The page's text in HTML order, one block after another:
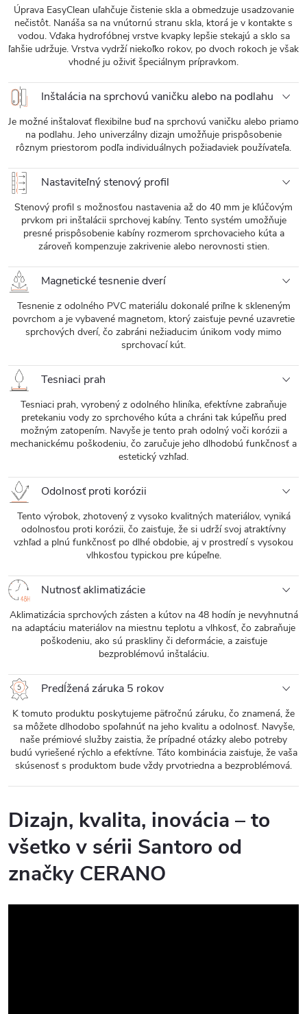
Úprava EasyClean uľahčuje čistenie skla a obmedzuje usadzovanie
nečistôt. Nanáša sa na vnútornú stranu skla, ktorá je v kontakte s
vodou. Vďaka hydrofóbnej vrstve kvapky lepšie stekajú a sklo sa
ľahšie udržuje. Vrstva vydrží niekoľko rokov, po dvoch rokoch je však
vhodné ju oživiť špeciálnym prípravkom.
Inštalácia na sprchovú vaničku alebo na podlahu
Je možné inštalovať flexibilne buď na sprchovú vaničku alebo priamo
na podlahu. Jeho univerzálny dizajn umožňuje prispôsobenie
rôznym priestorom podľa individuálnych požiadaviek používateľa.
Nastaviteľný stenový profil
Stenový profil s možnosťou nastavenia až do 40 mm je kľúčovým
prvkom pri inštalácii sprchovej kabíny. Tento systém umožňuje
presné prispôsobenie kabíny rozmerom sprchovacieho kúta a
zároveň kompenzuje zakrivenie alebo nerovnosti stien.
Magnetické tesnenie dverí
Tesnenie z odolného PVC materiálu dokonalé priľne k skleneným
povrchom a je vybavené magnetom, ktorý zaisťuje pevné uzavretie
sprchových dverí, čo zabráni nežiaducim únikom vody mimo
sprchovací kút.
Tesniaci prah
Tesniaci prah, vyrobený z odolného hliníka, efektívne zabraňuje
pretekaniu vody zo sprchového kúta a chráni tak kúpeľňu pred
možným zatopením. Navyše je tento prah odolný voči korózii a
mechanickému poškodeniu, čo zaručuje jeho dlhodobú funkčnosť a
estetický vzhľad.
Odolnosť proti korózii
Tento výrobok, zhotovený z vysoko kvalitných materiálov, vyniká
odolnosťou proti korózii, čo zaisťuje, že si udrží svoj atraktívny
vzhľad a plnú funkčnosť po dlhé obdobie, aj v prostredí s vysokou
vlhkosťou typickou pre kúpeľne.
Nutnosť aklimatizácie
Aklimatizácia sprchových zásten a kútov na 48 hodín je nevyhnutná
na adaptáciu materiálov na miestnu teplotu a vlhkosť, čo zabraňuje
poškodeniu, ako sú praskliny či deformácie, a zaisťuje
bezproblémovú inštaláciu.
Predĺžená záruka 5 rokov
K tomuto produktu poskytujeme päťročnú záruku, čo znamená, že
sa môžete dlhodobo spoľahnúť na jeho kvalitu a odolnosť. Navyše,
naše prémiové služby zaistia, že prípadné otázky alebo potreby
budú vyriešené rýchlo a efektívne. Táto kombinácia zaisťuje, že vaša
skúsenosť s produktom bude vždy prvotriedna a bezproblémová.
Dizajn, kvalita, inovácia – to
všetko v sérii Santoro od
značky CERANO